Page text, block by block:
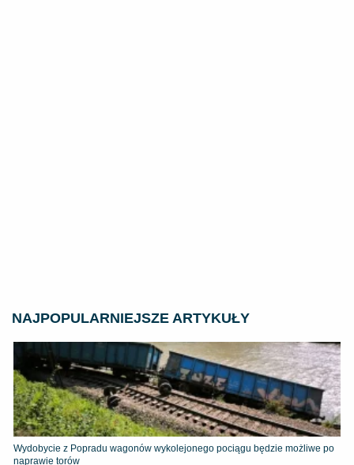
NAJPOPULARNIEJSZE ARTYKUŁY
Wydobycie z Popradu wagonów wykolejonego pociągu będzie możliwe po
naprawie torów